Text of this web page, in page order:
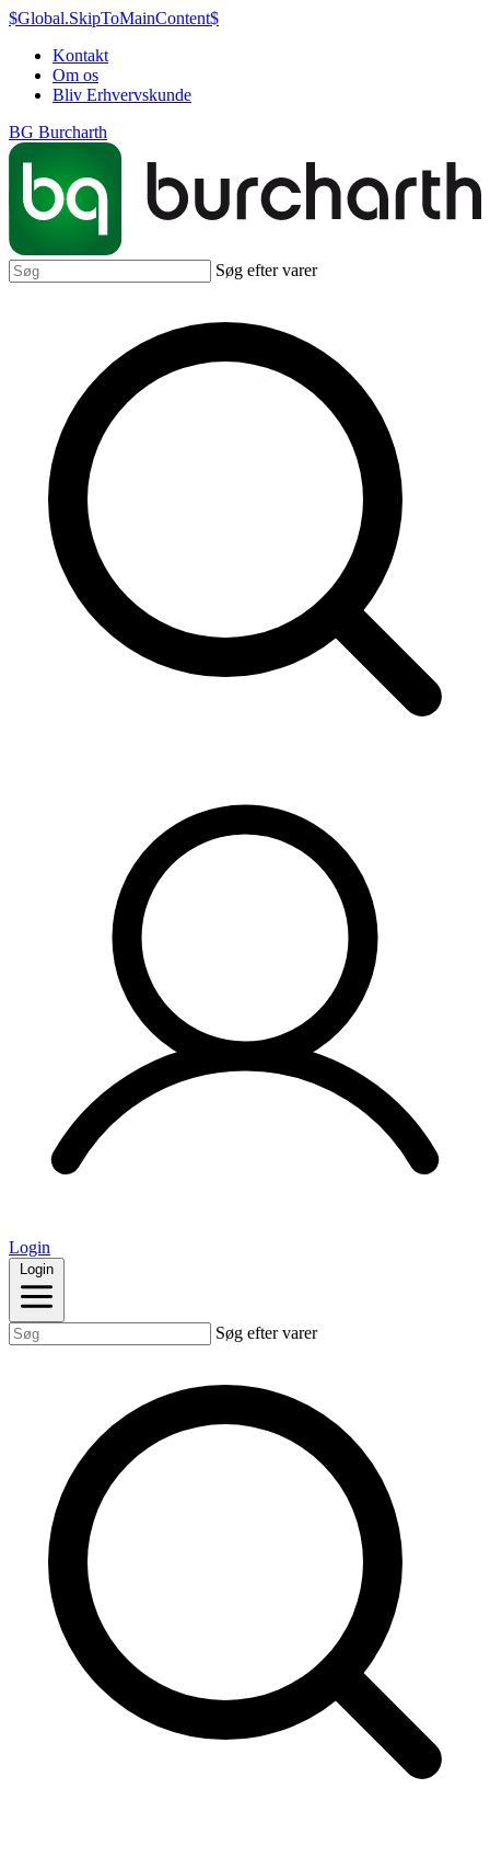
$Global.SkipToMainContent$
Kontakt
Om os
Bliv Erhvervskunde
BG Burcharth
Søg efter varer
Login
Login
Søg efter varer